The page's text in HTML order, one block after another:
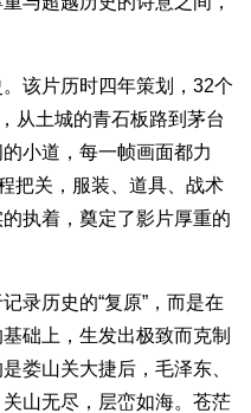
该片历时四年策划，32个
从土城的青石板路到茅台
小道，每一帧画面都力
把关，服装、道具、战术
执着，奠定了影片厚重的
历史的“复原”，而是在
础上，生发出极致而克制
娄山关大捷后，毛泽东、
山无尽，层峦如海。苍茫